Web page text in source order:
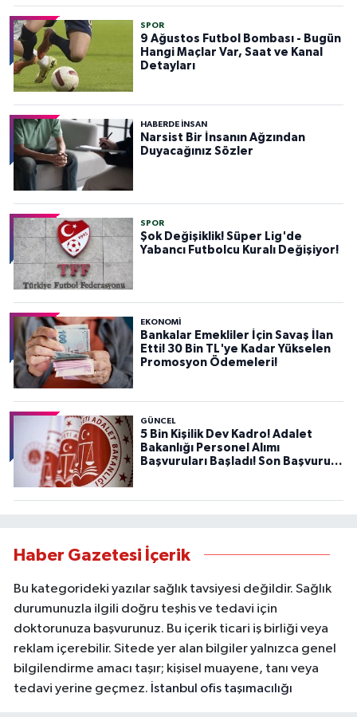
SPOR
9 Ağustos Futbol Bombası - Bugün
Hangi Maçlar Var, Saat ve Kanal
Detayları
HABERDE INSAN
Narsist Bir İnsanın Ağzından
Duyacağınız Sözler
SPOR
Şok Değişiklik! Süper Lig'de
Yabancı Futbolcu Kuralı Değişiyor!
EKONOMİ
Bankalar Emekliler İçin Savaş İlan
Etti! 30 Bin TL'ye Kadar Yükselen
Promosyon Ödemeleri!
GÜNCEL
5 Bin Kişilik Dev Kadro! Adalet
Bakanlığı Personel Alımı
Başvuruları Başladı! Son Başvuru
Haber Gazetesi İçerik
Bu kategorideki yazılar sağlık tavsiyesi değildir. Sağlık
durumunuzla ilgili doğru teşhis ve tedavi için
doktorunuza başvurunuz. Bu içerik ticari iş birliği veya
reklam içerebilir. Sitede yer alan bilgiler yalnızca genel
bilgilendirme amacı taşır; kişisel muayene, tanı veya
tedavi yerine geçmez. İstanbul ofis taşımacılığı